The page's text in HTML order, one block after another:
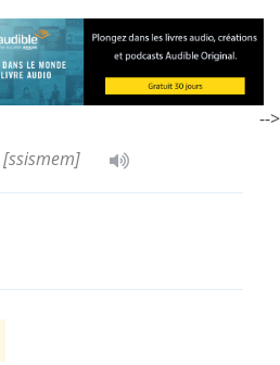
[ssismem]
-->